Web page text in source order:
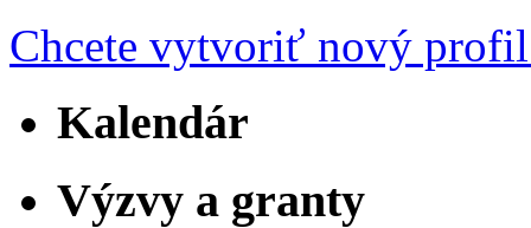
Chcete vytvoriť nový
Kalendár
Výzvy a granty